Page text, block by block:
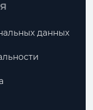
данных